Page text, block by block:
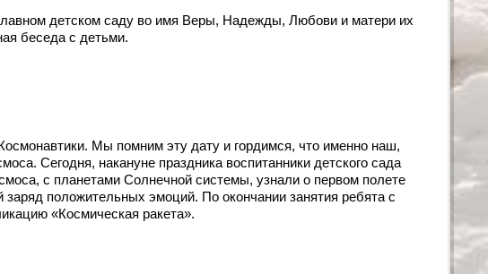
детском саду во имя Веры, Надежды, Любови и матери их
беседа с детьми.
Мы помним эту дату и гордимся, что именно наш,
Сегодня, накануне праздника воспитанники детского сада
с планетами Солнечной системы, узнали о первом полете
положительных эмоций. По окончании занятия ребята с
«Космическая ракета».